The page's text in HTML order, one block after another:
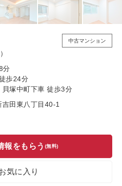
中古マンション
分
歩24分
塚中町下車 徒歩3分
田東八丁目40-1
報をもらう (無料)
気に入り